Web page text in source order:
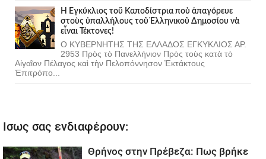
Ἡ Ἐγκύκλιος τοῦ Καποδίστρια ποὺ ἀπαγόρευε
στοὺς ὑπαλλήλους τοῦ Ἑλληνικοῦ Δημοσίου νὰ
εἶναι Τέκτονες!
Ο ΚΥΒΕΡΝΗΤΗΣ ΤΗΣ ΕΛΛΑΔΟΣ ΕΓΚΥΚΛΙΟΣ ΑΡ.
2953 Πρὸς τὸ Πανελλήνιον Πρὸς τοὺς κατὰ τὸ
Αἰγαῖον Πέλαγος καὶ τὴν Πελοπόννησον Ἐκτάκτους
Ἐπιτρόπο...